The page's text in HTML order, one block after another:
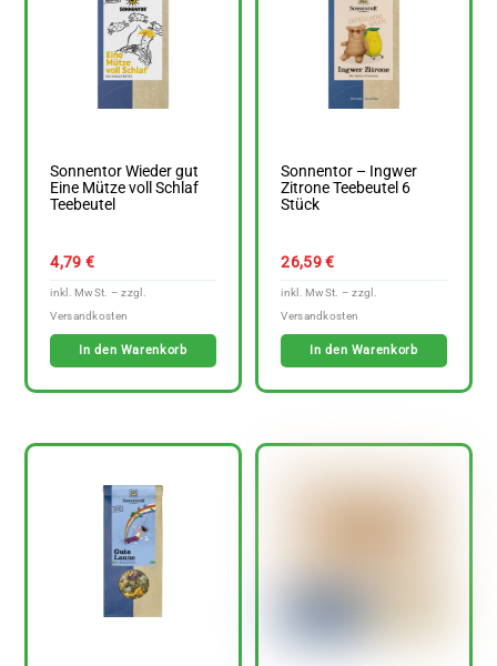
Sonnentor Wieder gut
Eine Mütze voll Schlaf
Teebeutel
4,79 €
In den Warenkorb
Sonnentor – Ingwer
Zitrone Teebeutel 6
Stück
26,59€
In den Warenkorb